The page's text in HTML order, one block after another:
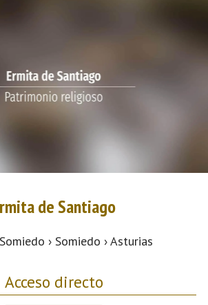
de Santiago
› Somiedo › Asturias
Acceso directo